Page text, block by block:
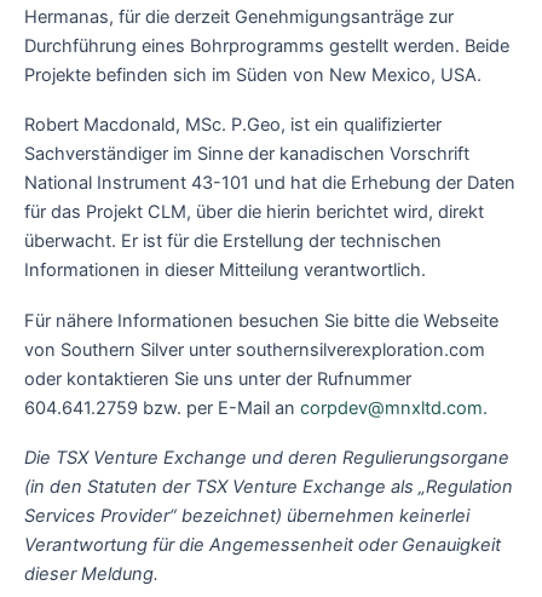
Hermanas, für die derzeit Genehmigungsanträge zur
Durchführung eines Bohrprogramms gestellt werden. Beide
Projekte befinden sich im Süden von New Mexico, USA.
Robert Macdonald, MSc. P.Geo, ist ein qualifizierter
Sachverständiger im Sinne der kanadischen Vorschrift
National Instrument 43-101 und hat die Erhebung der Daten
für das Projekt CLM, über die hierin berichtet wird, direkt
überwacht. Er ist für die Erstellung der technischen
Informationen in dieser Mitteilung verantwortlich.
Für nähere Informationen besuchen Sie bitte die Webseite
von Southern Silver unter southernsilverexploration.com
oder kontaktieren Sie uns unter der Rufnummer
604.641.2759 bzw. per E-Mail an corpdev@mnxltd.com.
Die TSX Venture Exchange und deren Regulierungsorgane
(in den Statuten der TSX Venture Exchange als „Regulation
Services Provider“ bezeichnet) übernehmen keinerlei
Verantwortung für die Angemessenheit oder Genauigkeit
dieser Meldung.